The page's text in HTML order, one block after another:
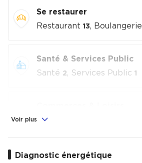
Se restaurer
Restaurant 13, Boulangerie
Santé & Services Public
Santé 2, Services Public 1
Alimentation
Voir plus
Diagnostic énergétique